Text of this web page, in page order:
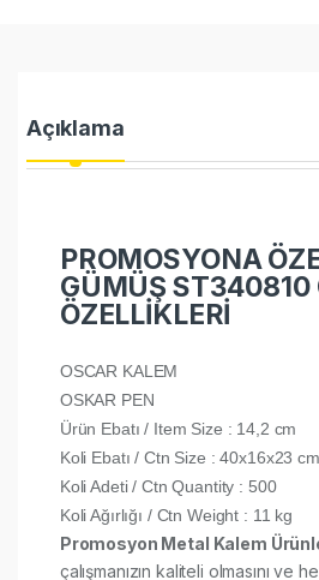
Açıklama
PROMOSYONA
GÜMÜŞ ST340810
ÖZELLİKLERİ
OSCAR KALEM
OSKAR PEN
Ürün Ebatı / Item Size : 14,2 cm
Koli Ebatı / Ctn Size : 40x16x23 cm
Koli Adeti / Ctn Quantity : 500
Koli Ağırlığı / Ctn Weight : 11 kg
Promosyon Metal Kalem
çalışmanızın kaliteli olmasını ve